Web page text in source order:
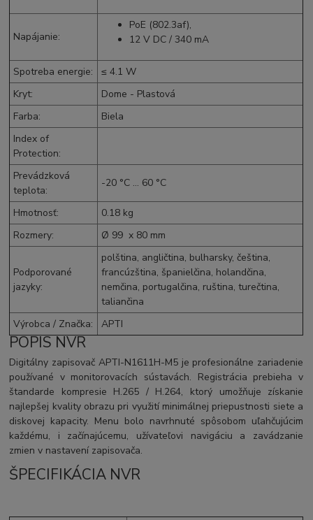
Napájanie:
PoE (802.3af),
12 V DC / 340 mA
Spotreba energie:
≤ 4.1 W
Kryt:
Dome - Plastová
Farba:
Biela
Index of
Protection:
Prevádzková
teplota:
-20 °C ... 60 °C
Hmotnosť:
0.18 kg
Rozmery: Ø 99 x 80 mm
Podporované
jazyky:
polština, angličtina, bulharsky, čeština,
francúzština, španielčina, holandčina,
nemčina, portugalčina, ruština, turečtina,
taliančina
Výrobca / Značka: APTI
POPIS NVR
Digitálny zapisovač APTI-N1611H-M5 je profesionálne zariadenie
používané v monitorovacích sústavách. Registrácia prebieha v
štandarde kompresie H.265 / H.264, ktorý umožňuje získanie
najlepšej kvality obrazu pri využití minimálnej priepustnosti siete a
diskovej kapacity. Menu bolo navrhnuté spôsobom uľahčujúcim
každému, i začínajúcemu, užívateľovi navigáciu a zavádzanie
zmien v nastavení zapisovača.
ŠPECIFIKÁCIA NVR